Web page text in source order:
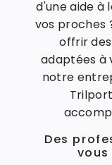
d'une aide à
vos proches
offrir
adaptées à
notre
Des